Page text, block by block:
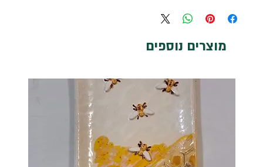
מוצרים נוספים